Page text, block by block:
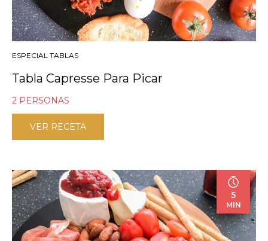
ESPECIAL TABLAS
Tabla Capresse Para Picar
2 PERSONAS
VER RECETA
5
MIN